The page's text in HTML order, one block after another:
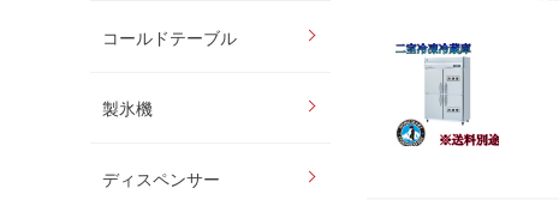
コールドテーブル
製氷機
ディスペンサー